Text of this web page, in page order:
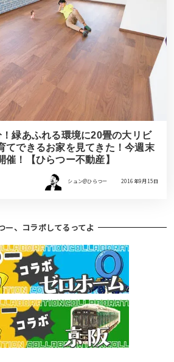
緑あふれる環境に20畳の大リビ
てできるお家を見てきた！今週末
催！【ひらつー不動産】
シュン@ひらつー 2016年9月15日
ー、コラボしてるってよ